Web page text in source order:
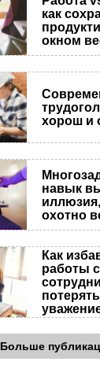
как
окном
хорош и
навык
охотно
Как
работы
Больше